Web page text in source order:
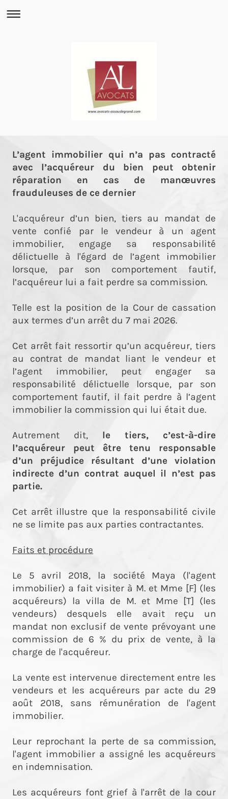
L’agent immobilier qui n’a pas contracté
avec l’acquéreur du bien peut obtenir
réparation en cas de manœuvres
frauduleuses de ce dernier
L'acquéreur d’un bien, tiers au mandat de
vente confié par le vendeur à un agent
immobilier, engage sa responsabilité
délictuelle à l'égard de l’agent immobilier
lorsque, par son comportement fautif,
l’acquéreur lui a fait perdre sa commission.
Telle est la position de la Cour de cassation
aux termes d’un arrêt du 7 mai 2026.
Cet arrêt fait ressortir qu’un acquéreur, tiers
au contrat de mandat liant le vendeur et
l’agent immobilier, peut engager sa
responsabilité délictuelle lorsque, par son
comportement fautif, il fait perdre à l’agent
immobilier la commission qui lui était due.
Autrement dit, le tiers, c’est-à-dire
l’acquéreur peut être tenu responsable
d’un préjudice résultant d’une violation
indirecte d’un contrat auquel il n’est pas
partie.
Cet arrêt illustre que la responsabilité civile
ne se limite pas aux parties contractantes.
Faits et procédure
Le 5 avril 2018, la société Maya (l'agent
immobilier) a fait visiter à M. et Mme [F] (les
acquéreurs) la villa de M. et Mme [T] (les
vendeurs) desquels elle avait reçu un
mandat non exclusif de vente prévoyant une
commission de 6 % du prix de vente, à la
charge de l'acquéreur.
La vente est intervenue directement entre les
vendeurs et les acquéreurs par acte du 29
août 2018, sans rémunération de l'agent
immobilier.
Leur reprochant la perte de sa commission,
l'agent immobilier a assigné les acquéreurs
en indemnisation.
Les acquéreurs font grief à l'arrêt de la cour